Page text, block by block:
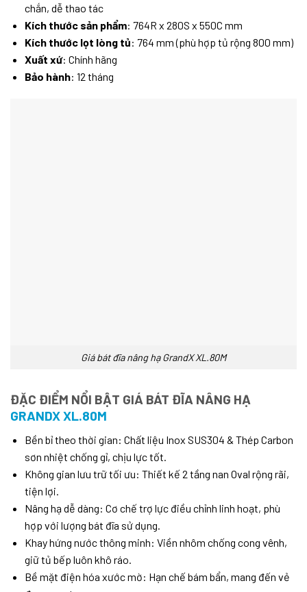
chắn, dễ thao tác
Kích thước sản phẩm: 764R x 280S x 550C mm
Kích thước lọt lòng tủ: 764 mm (phù hợp tủ rộng 800 mm)
Xuất xứ: Chính hãng
Bảo hành: 12 tháng
Giá bát đĩa nâng hạ GrandX XL.80M
ĐẶC ĐIỂM NỔI BẬT GIÁ BÁT ĐĨA NÂNG HẠ
GRANDX XL.80M
Bền bỉ theo thời gian: Chất liệu Inox SUS304 & Thép Carbon
sơn nhiệt chống gỉ, chịu lực tốt.
Không gian lưu trữ tối ưu: Thiết kế 2 tầng nan Oval rộng rãi,
tiện lợi.
Nâng hạ dễ dàng: Cơ chế trợ lực điều chỉnh linh hoạt, phù
hợp với lượng bát đĩa sử dụng.
Khay hứng nước thông minh: Viền nhôm chống cong vênh,
giữ tủ bếp luôn khô ráo.
Bề mặt điện hóa xước mờ: Hạn chế bám bẩn, mang đến vẻ